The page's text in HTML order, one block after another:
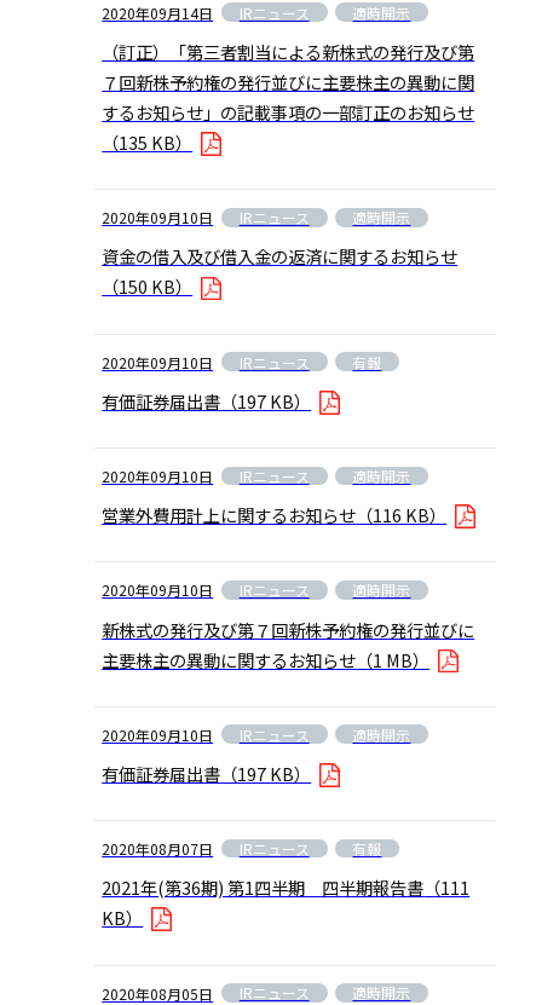
2020年09月14日 IRニュース 適時開示
（訂正）「第三者割当による新株式の発行及び第
７回新株予約権の発行並びに主要株主の異動に関
するお知らせ」の記載事項の一部訂正のお知らせ
（135 KB）
2020年09月10日 IRニュース 適時開示
資金の借入及び借入金の返済に関するお知らせ
（150 KB）
2020年09月10日 IRニュース 有報
有価証券届出書 （197 KB）
2020年09月10日 IRニュース 適時開示
営業外費用計上に関するお知らせ （116 KB）
2020年09月10日 IRニュース 適時開示
新株式の発行及び第７回新株予約権の発行並びに
主要株主の異動に関するお知らせ （1 MB）
2020年09月10日 IRニュース 適時開示
有価証券届出書 （197 KB）
2020年08月07日 IRニュース 有報
2021年(第36期) 第1四半期 四半期報告書 （111
KB）
2020年08月05日 IRニュース 適時開示